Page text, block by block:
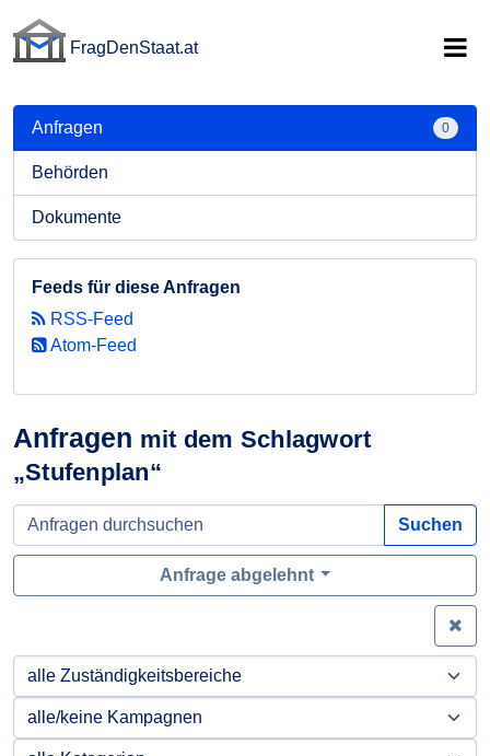
FragDenStaat.at
Anfragen mit dem Schlagwort
„Stufenplan“
Suchen
Anfrage abgelehnt
Anfragen 0
Behörden
Dokumente
Feeds für diese Anfragen
RSS-Feed
Atom-Feed